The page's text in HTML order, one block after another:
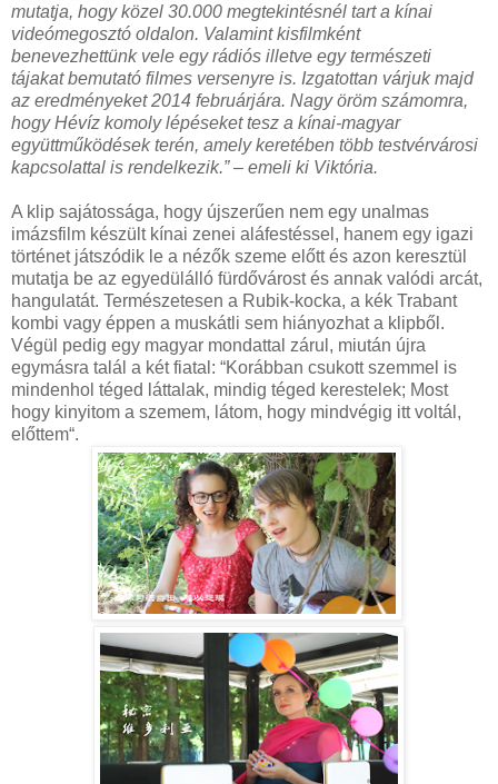
mutatja, hogy közel 30.000 megtekintésnél tart a kínai
videómegosztó oldalon. Valamint kisfilmként
benevezhettünk vele egy rádiós illetve egy természeti
tájakat bemutató filmes versenyre is. Izgatottan várjuk majd
az eredményeket 2014 februárjára. Nagy öröm számomra,
hogy Hévíz komoly lépéseket tesz a kínai-magyar
együttműködések terén, amely keretében több testvérvárosi
kapcsolattal is rendelkezik.” – emeli ki Viktória.
A klip sajátossága, hogy újszerűen nem egy unalmas
imázsfilm készült kínai zenei aláfestéssel, hanem egy igazi
történet játszódik le a nézők szeme előtt és azon keresztül
mutatja be az egyedülálló fürdővárost és annak valódi arcát,
hangulatát. Természetesen a Rubik-kocka, a kék Trabant
kombi vagy éppen a muskátli sem hiányozhat a klipből.
Végül pedig egy magyar mondattal zárul, miután újra
egymásra talál a két fiatal: “Korábban csukott szemmel is
mindenhol téged láttalak, mindig téged kerestelek; Most
hogy kinyitom a szemem, látom, hogy mindvégig itt voltál,
előttem“.